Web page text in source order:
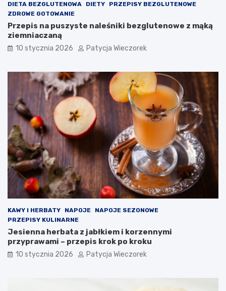
DIETA BEZGLUTENOWA DIETY
PRZEPISY BEZGLUTENOWE
ZDROWE GOTOWANIE
Przepis na puszyste naleśniki bezglutenowe z mąką
ziemniaczaną
10 stycznia 2026 Patycja Wieczorek
KAWY I HERBATY NAPOJE
NAPOJE SEZONOWE
PRZEPISY KULINARNE
Jesienna herbata z jabłkiem i korzennymi
przyprawami – przepis krok po kroku
10 stycznia 2026 Patycja Wieczorek